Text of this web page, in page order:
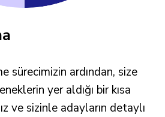
sürecimizin ardından, size
yer aldığı bir kısa
ve sizinle adayların detaylı